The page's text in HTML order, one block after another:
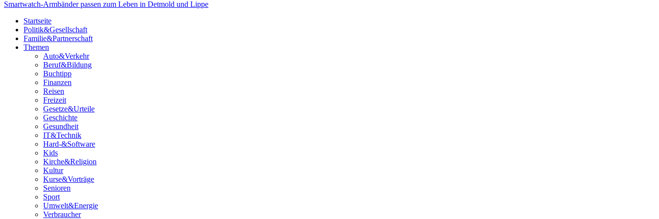
Smartwatch-Armbänder passen zum Leben in Detmold und Lippe
Startseite
Politik&Gesellschaft
Familie&Partnerschaft
Themen
Auto&Verkehr
Beruf&Bildung
Buchtipp
Finanzen
Reisen
Freizeit
Gesetze&Urteile
Geschichte
Gesundheit
IT&Technik
Hard-&Software
Kids
Kirche&Religion
Kultur
Kurse&Vorträge
Senioren
Sport
Umwelt&Energie
Verbraucher